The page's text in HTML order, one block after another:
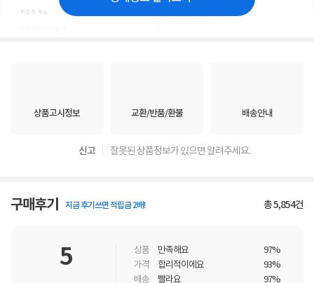
상품고시정보 교환/반품/환불 배송안내
신고 잘못된 상품정보가 있으면 알려주세요.
구매후기 지금 후기쓰면 적립금 2배! 총5,854건
5 상품 만족해요
97%
가격
합리적이에요
93%
배송
빨라요 97%